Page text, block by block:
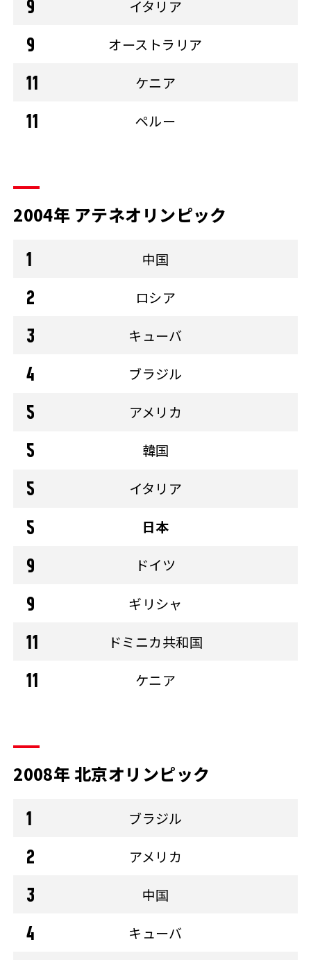
イタリア
オーストラリア
ケニア
ペルー
2004年 アテネオリンピック
中国
ロシア
キューバ
ブラジル
アメリカ
韓国
イタリア
日本
ドイツ
ギリシャ
ドミニカ共和国
ケニア
2008年 北京オリンピック
ブラジル
アメリカ
中国
キューバ